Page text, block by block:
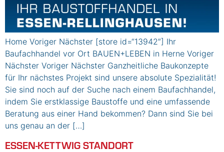
Home Voriger Nächster [store id=“13942″] Ihr
Baufachhandel vor Ort BAUEN+LEBEN in Herne Voriger
Nächster Voriger Nächster Ganzheitliche Baukonzepte
für Ihr nächstes Projekt sind unsere absolute Spezialität!
Sie sind noch auf der Suche nach einem Baufachhandel,
indem Sie erstklassige Baustoffe und eine umfassende
Beratung aus einer Hand bekommen? Dann sind Sie bei
uns genau an der […]
ESSEN-KETTWIG STANDORT